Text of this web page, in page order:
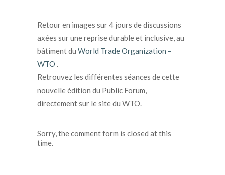
Retour en images sur 4 jours de discussions
axées sur une reprise durable et inclusive, au
bâtiment du World Trade Organization –
WTO .
Retrouvez les différentes séances de cette
nouvelle édition du Public Forum,
directement sur le site du WTO.
Sorry, the comment form is closed at this
time.